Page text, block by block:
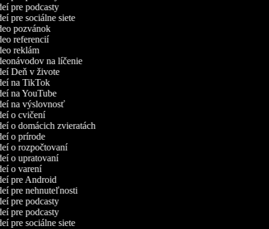
pre podcasty
pre sociálne siete
pozvánok
referencií
reklám
na líčenie
Deň v živote
na TikTok
na YouTube
na výslovnosť
o cvičení
o domácich zvieratách
o prírode
o rozpočtovaní
o upratovaní
o varení
pre Android
pre nehnuteľnosti
pre podcasty
pre podcasty
pre sociálne siete